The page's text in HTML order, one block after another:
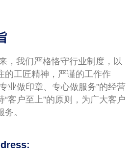
我们严格恪守行业制度，以
的工匠精神，严谨的工作作
业做印章、专心做服务”的经营
“客户至上”的原则，为广大客户
。